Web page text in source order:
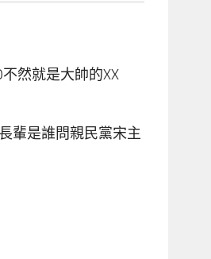
然就是大帥的XX
輩是誰問親民黨宋主